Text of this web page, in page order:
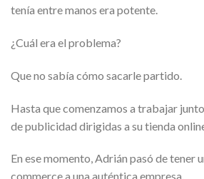
tenía entre manos era potente.
¿Cuál era el problema?
Que no sabía cómo sacarle partido.
Hasta que comenzamos a trabajar
de publicidad dirigidas a su tienda
En ese momento, Adrián pasó de tener
commerce a una auténtica empresa.